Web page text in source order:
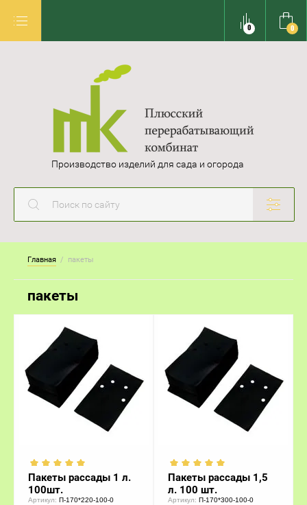
0 0
Производство изделий для сада и огорода
Главная
  /  пакеты
пакеты
Пакеты рассады 1 л.
100шт.
Артикул: П-170*220-100-0
Пакеты рассады 1,5
л. 100 шт.
Артикул: П-170*300-100-0